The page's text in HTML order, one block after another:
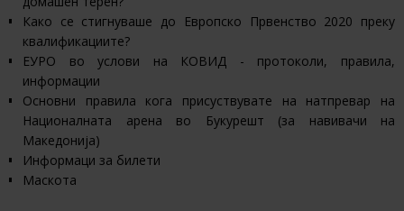
Како се стигнуваше до Европско Првенство 2020 преку
квалификациите?
ЕУРО во услови на КОВИД - протоколи, правила,
информации
Основни правила кога присуствувате на натпревар на
Националната арена во Букурешт (за навивачи на
Македонија)
Информаци за билети
Маскота